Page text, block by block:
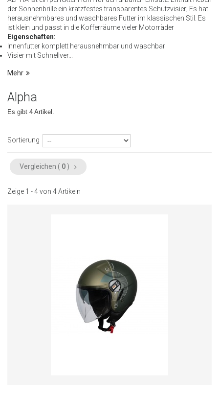
der Sonnenbrille ein kratzfestes transparentes Schutzvisier; Es hat
herausnehmbares und waschbares Futter im klassischen Stil.
Es
ist klein und passt in die Kofferräume vieler Motorräder
Eigenschaften:
Innenfutter komplett herausnehmbar und waschbar
Visier mit Schnellver...
Mehr
Alpha
Es gibt 4 Artikel.
Sortierung
Vergleichen ( 0 )
Zeige 1 - 4 von 4 Artikeln